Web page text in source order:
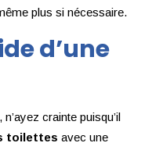
plus si nécessaire.
d’une
crainte puisqu’il
toilettes avec une